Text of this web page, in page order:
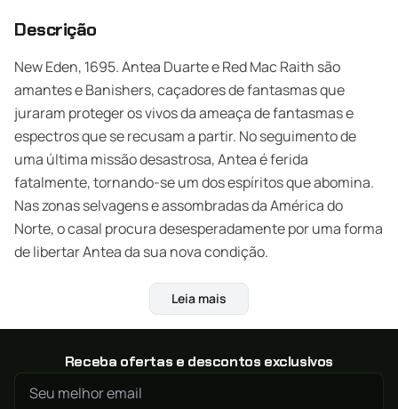
Descrição
New Eden, 1695. Antea Duarte e Red Mac Raith são
amantes e Banishers, caçadores de fantasmas que
juraram proteger os vivos da ameaça de fantasmas e
espectros que se recusam a partir. No seguimento de
uma última missão desastrosa, Antea é ferida
fatalmente, tornando-se um dos espíritos que abomina.
Nas zonas selvagens e assombradas da América do
Norte, o casal procura desesperadamente por uma forma
de libertar Antea da sua nova condição.
Mergulha na bela e poderosa história íntima entre dois
amantes predestinados. Enquanto Banisher, entra nas
vidas das comunidades de New Eden e resolve casos
assombrosos num mundo místico e repleto de tradições,
Usa a tua inteligência ou combina os poderes espirituais
Leia mais
Receba ofertas e descontos exclusivos